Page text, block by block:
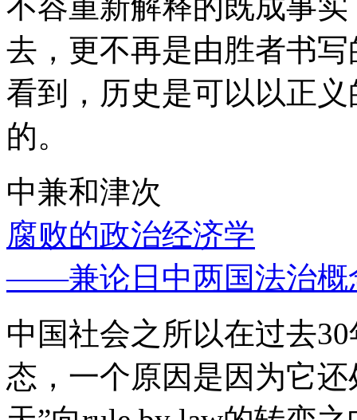
去，更不再是由胜者书
看到，历史是可以以正
的。
中兼和津次
腐败的政治经济学
——兼论日中两国法治概
中国社会之所以在过去
态，一个原因是因为它